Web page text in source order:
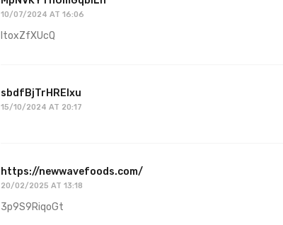
10/07/2024 AT 16:06
ltoxZfXUcQ
sbdfBjTrHREIxu
15/10/2024 AT 20:17
https://newwavefoods.com/
20/02/2025 AT 13:18
3p9S9RiqoGt